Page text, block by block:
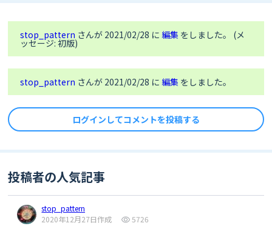
stop_pattern さんが 2021/02/28 に編集 をしました。 (メ
ッセージ: 初版)
stop_pattern さんが 2021/02/28 に編集 をしました。
ログインしてコメントを投稿する
投稿者の人気記事
stop_pattern
2020年12月27日作成
5726